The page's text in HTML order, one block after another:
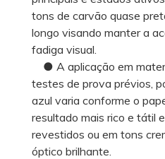
tons de carvão quase
longo visando manter a
fadiga visual.
● A aplicação em
testes de prova prévios,
azul varia conforme o
resultado mais rico e tátil
revestidos ou em tons
óptico brilhante.